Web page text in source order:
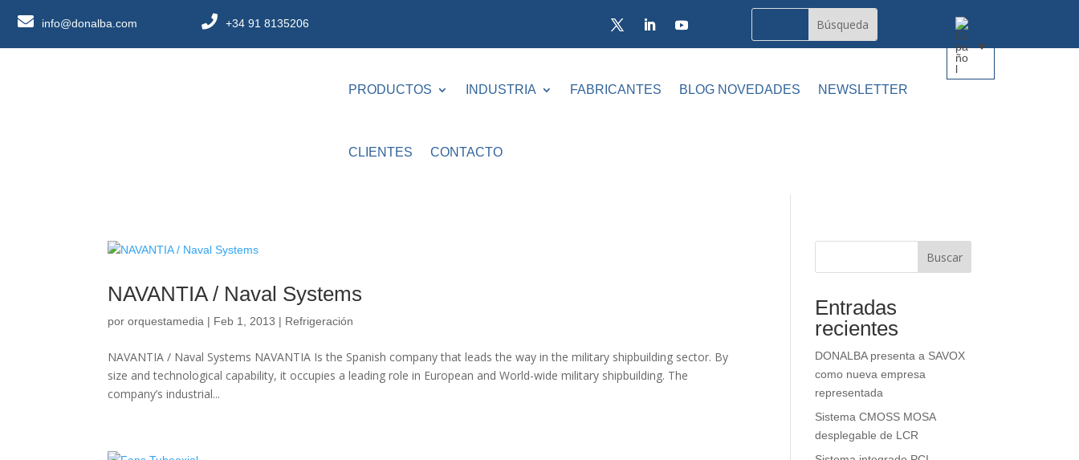
info@donalba.com +34 91 8135206
PRODUCTOS INDUSTRIA FABRICANTES BLOG NOVEDADES NEWSLETTER
CLIENTES CONTACTO
NAVANTIA / Naval Systems
pororquestamedia | Feb 1, 2013 | Refrigeración
NAVANTIA / Naval Systems NAVANTIA Is the Spanish company that leads the way in the military shipbuilding sector. By
size and technological capability, it occupies a leading role in European and World-wide military shipbuilding. The
company’s industrial...
Buscar
Entradas
recientes
DONALBA presenta a SAVOX
como nueva empresa
representada
Sistema CMOSS MOSA
desplegable de LCR